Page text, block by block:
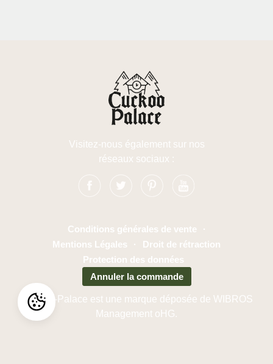
Visitez-nous également sur nos
réseaux sociaux :
Conditions générales de vente
·
Mentions Légales
·
Droit de rétraction
Protection des données
Annuler la commande
Cuckoo-Palace est une marque déposée de WIBROS
Management oHG.